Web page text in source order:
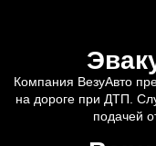
Компания ВезуАвто
на дороге при ДТП.
подачей